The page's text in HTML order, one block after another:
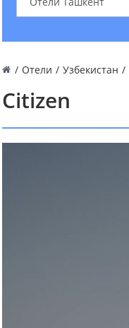
/ Отели / Узбекистан /
Citizen